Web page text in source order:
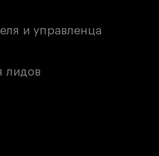
и управленца
лидов